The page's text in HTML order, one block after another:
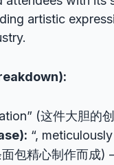
artistic
(这件大胆的
“,
包精心制作而成)